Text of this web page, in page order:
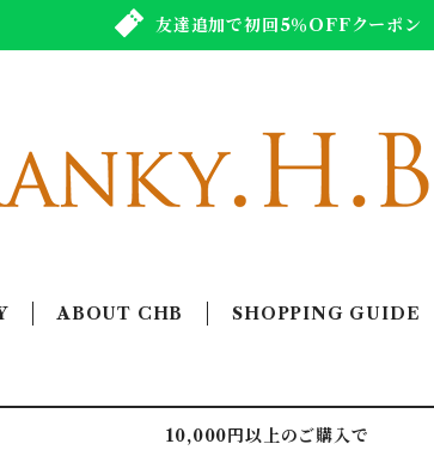
友達追加で初回5％OFFクーポン
ABOUT CHB SHOPPING GUIDE
10,000円以上のご購入で